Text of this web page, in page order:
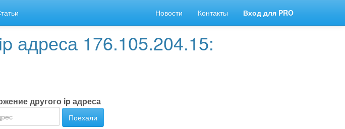
Новости Контакты Вход для PRO
адреса 176.105.204.15:
другого ip адреса
Поехали